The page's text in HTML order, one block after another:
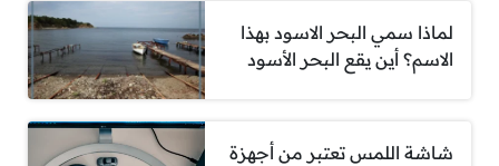
لماذا سمي البحر الاسود بهذا
الاسم؟ أين يقع البحر الأسود
شاشة اللمس تعتبر من أجهزة